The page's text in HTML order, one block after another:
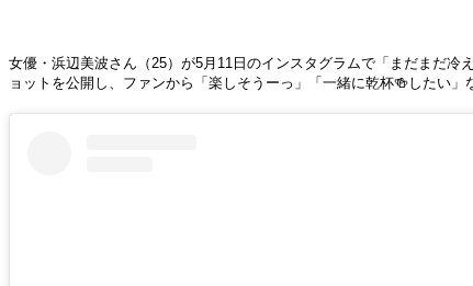
女優・浜辺美波さん（25）が5月11日のインスタグラムで「まだまだ
ョットを公開し、ファンから「楽しそうーっ」「一緒に乾杯🍻したい」